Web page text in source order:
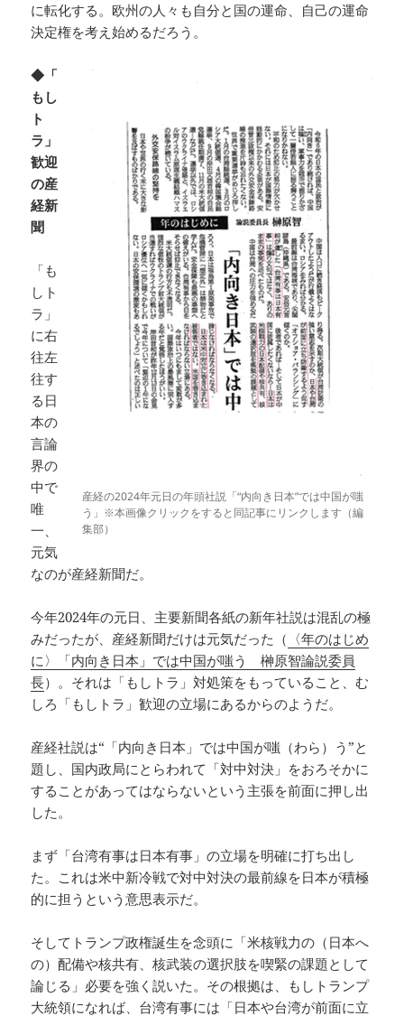
に転化する。欧州の人々も自分と国の運命、自己の運命
決定権を考え始めるだろう。
産経の2024年元日の年頭社説「“内向き日本”では中国が嗤
う」※本画像クリックをすると同記事にリンクします（編
集部）
◆「
もし
ト
ラ」
歓迎
の産
経新
聞
「も
しト
ラ」
に右
往左
往す
る日
本の
言論
界の
中で
唯
一、
元気
なのが産経新聞だ。
今年2024年の元日、主要新聞各紙の新年社説は混乱の極
みだったが、産経新聞だけは元気だった（ 〈年のはじめ
に〉「内向き日本」では中国が嗤う 榊原智論説委員
長）。それは「もしトラ」対処策をもっていること、む
しろ「もしトラ」歓迎の立場にあるからのようだ。
産経社説は“「内向き日本」では中国が嗤（わら）う”と
題し、国内政局にとらわれて「対中対決」をおろそかに
することがあってはならないという主張を前面に押し出
した。
まず「台湾有事は日本有事」の立場を明確に打ち出し
た。これは米中新冷戦で対中対決の最前線を日本が積極
的に担うという意思表示だ。
そしてトランプ政権誕生を念頭に「米核戦力の（日本へ
の）配備や核共有、核武装の選択肢を喫緊の課題として
論じる」必要を強く説いた。その根拠は、もしトランプ
大統領になれば、台湾有事には「日本や台湾が前面に立